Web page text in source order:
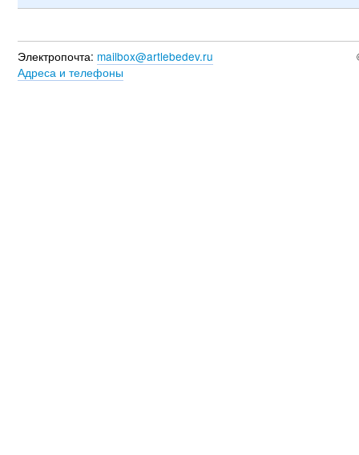
Электропочта: mailbox@artlebedev.ru
Адреса и телефоны